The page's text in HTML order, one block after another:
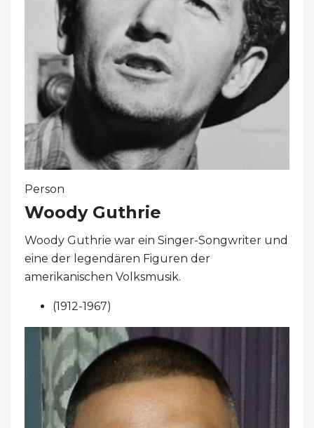
Person
Woody Guthrie
Woody Guthrie war ein Singer-Songwriter und
eine der legendären Figuren der
amerikanischen Volksmusik.
(1912-1967)